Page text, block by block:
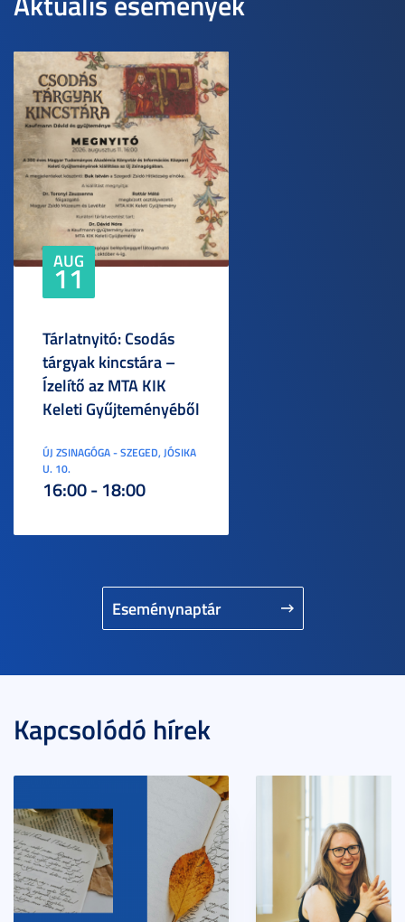
Eseménynaptár
AUG
11
Tárlatnyitó: Csodás
tárgyak kincstára –
Ízelítő az MTA KIK
Keleti Gyűjteményéből
ÚJ ZSINAGÓGA - SZEGED, JÓSIKA
U. 10.
16:00 - 18:00
Kapcsolódó hírek